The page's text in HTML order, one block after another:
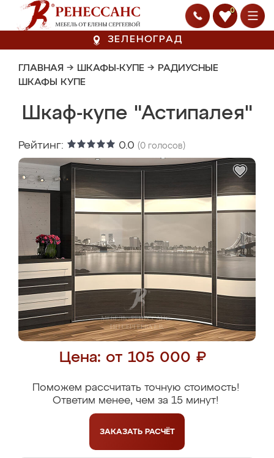
0
ЗЕЛЕНОГРАД
ГЛАВНАЯ → ШКАФЫ-КУПЕ → РАДИУСНЫЕ
ШКАФЫ КУПЕ
Шкаф-купе "Астипалея"
Рейтинг: 0.0 (0 голосов)
Цена: от 105 000 ₽
Поможем рассчитать точную стоимость!
Ответим менее, чем за 15 минут!
ЗАКАЗАТЬ РАСЧЁТ